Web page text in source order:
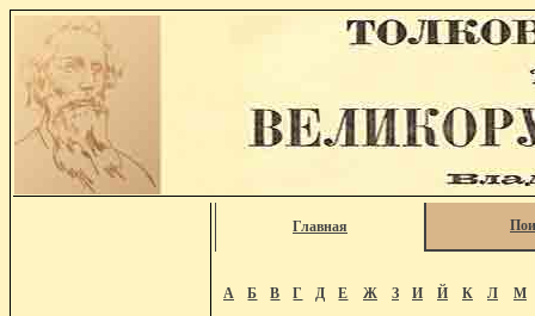
Главная
А Б В Г Д Е Ж З И Й К Л М